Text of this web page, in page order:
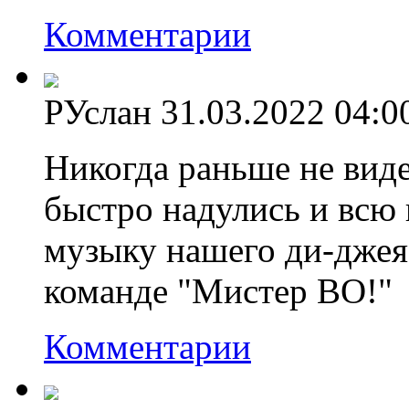
Комментарии
РУслан 31.03.2022
Никогда раньше не
быстро надулись и всю
музыку нашего ди-
команде "Мистер ВО!"
Комментарии